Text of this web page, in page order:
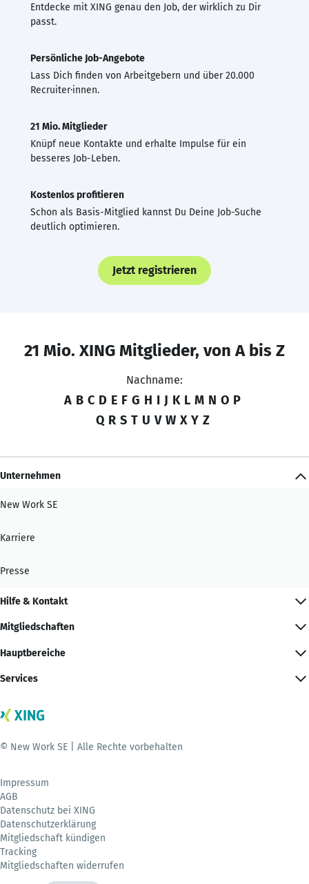
Entdecke mit XING genau den Job, der wirklich zu Dir
passt.
Persönliche Job-Angebote
Lass Dich finden von Arbeitgebern und über 20.000
Recruiter·innen.
21 Mio. Mitglieder
Knüpf neue Kontakte und erhalte Impulse für ein
besseres Job-Leben.
Kostenlos profitieren
Schon als Basis-Mitglied kannst Du Deine Job-Suche
deutlich optimieren.
Jetzt registrieren
21 Mio. XING Mitglieder, von A bis Z
Nachname:
A B C D E F G H I J K L M N O P
Q R S T U V W X Y Z
Unternehmen
New Work SE
Karriere
Presse
Hilfe & Kontakt
Mitgliedschaften
Hauptbereiche
Services
© New Work SE | Alle Rechte vorbehalten
Impressum
AGB
Datenschutz bei XING
Datenschutzerklärung
Mitgliedschaft kündigen
Tracking
Mitgliedschaften widerrufen